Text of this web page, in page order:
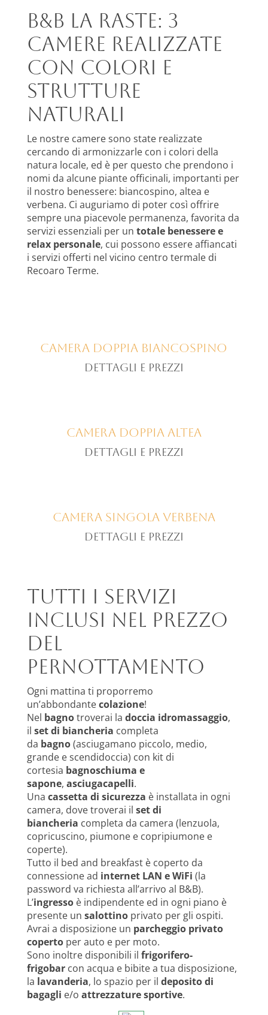
B&B La Raste: 3
camere realizzate
con colori e
strutture
naturali
Le nostre camere sono state realizzate
cercando di armonizzarle con i colori della
natura locale, ed è per questo che prendono i
nomi da alcune piante officinali, importanti per
il nostro benessere: biancospino, altea e
verbena. Ci auguriamo di poter così offrire
sempre una piacevole permanenza, favorita da
servizi essenziali per un totale benessere e
relax personale, cui possono essere affiancati
i servizi offerti nel vicino centro termale di
Recoaro Terme.
Camera doppia BIANCOSPINO
dettagli e prezzi
Camera doppia ALTEA
dettagli e prezzi
Camera singola VERBENA
dettagli e prezzi
Tutti i servizi
inclusi nel prezzo
del
pernottamento
Ogni mattina ti proporremo
un’abbondantecolazione!
Nel bagnotroverai la doccia idromassaggio,
il set di biancheria completa
da bagno(asciugamano piccolo, medio,
grande e scendidoccia) con kit di
cortesia bagnoschiuma e
sapone, asciugacapelli.
Una cassetta di sicurezza è installata in ogni
camera, dove troverai il set di
biancheria completa da camera (lenzuola,
copricuscino, piumone e copripiumone e
coperte).
Tutto il bed and breakfast è coperto da
connessione ad internet LAN e WiFi (la
password va richiesta all’arrivo al B&B).
L’ingresso è indipendente ed in ogni piano è
presente un salottino privato per gli ospiti.
Avrai a disposizione un parcheggio privato
coperto per auto e per moto.
Sono inoltre disponibili il frigorifero-
frigobar con acqua e bibite a tua disposizione,
la lavanderia, lo spazio per il deposito di
bagagli e/o attrezzature sportive.